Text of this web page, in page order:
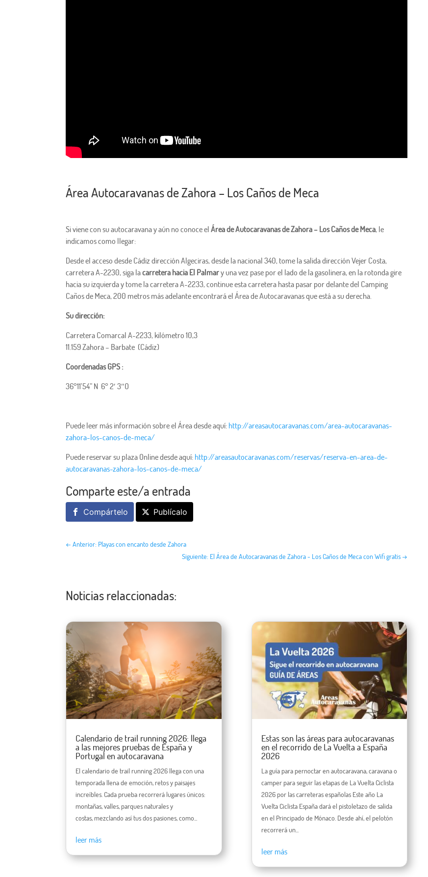
Área Autocaravanas de Zahora – Los Caños de Meca
Si viene con su autocaravana y aún no conoce elÁrea de Autocaravanas de Zahora – Los Caños de Meca, le
indicamos como llegar:
Desde el acceso desde Cádiz dirección Algeciras, desde la nacional 340, tome la salida dirección Vejer Costa,
carretera A-2230, siga lacarretera hacia El Palmary una vez pase por el lado de la gasolinera, en la rotonda gire
hacia su izquierda y tome la carretera A-2233, continue esta carretera hasta pasar por delante del Camping
Caños de Meca, 200 metros más adelante encontrará el Área de Autocaravanas que está a su derecha.
Su dirección:
Carretera Comarcal A-2233, kilómetro 10,3
11.159 Zahora – Barbate (Cádiz)
Coordenadas GPS :
36°11’54” N 6° 2′ 3″O
Puede leer más información sobre el Área desde aquí: http://areasautocaravanas.com/area-autocaravanas-
zahora-los-canos-de-meca/
Puede reservar su plaza Online desde aquí: http://areasautocaravanas.com/reservas/reserva-en-area-de-
autocaravanas-zahora-los-canos-de-meca/
Comparte este/a entrada
Compártelo Publícalo
←Anterior: Playas con encanto desde Zahora
Siguiente: El Área de Autocaravanas de Zahora - Los Caños de Meca con Wifi gratis →
Noticias relaccionadas:
Calendario de trail running 2026: llega
a las mejores pruebas de España y
Portugal en autocaravana
El calendario de trail running 2026 llega con una
temporada llena de emoción, retos y paisajes
increíbles. Cada prueba recorrerá lugares únicos:
montañas, valles, parques naturales y
costas, mezclando así tus dos pasiones, como...
leer más
Estas son las áreas para autocaravanas
en el recorrido de La Vuelta a España
2026
La guía para pernoctar en autocaravana, caravana o
camper para seguir las etapas de La Vuelta Ciclista
2026 por las carreteras españolas Este año La
Vuelta Ciclista España dará el pistoletazo de salida
en el Principado de Mónaco. Desde ahí, el pelotón
recorrerá un...
leer más